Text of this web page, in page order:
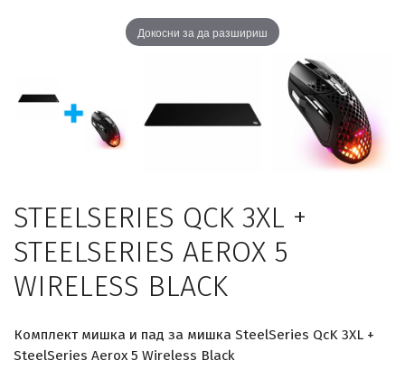
Докосни за да разшириш
STEELSERIES QCK 3XL +
STEELSERIES AEROX 5
WIRELESS BLACK
Комплект мишка и пад за мишка SteelSeries QcK 3XL +
SteelSeries Aerox 5 Wireless Black